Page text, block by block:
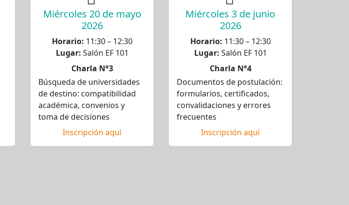
Miércoles 20 de mayo
2026
Horario: 11:30 – 12:30
Lugar: Salón EF 101
Charla N°3
Búsqueda de universidades
de destino: compatibilidad
académica, convenios y
toma de decisiones
Inscripción aquí
Miércoles 3 de junio
2026
Horario: 11:30 – 12:30
Lugar: Salón EF 101
Charla N°4
Documentos de postulación:
formularios, certificados,
convalidaciones y errores
frecuentes
Inscripción aquí